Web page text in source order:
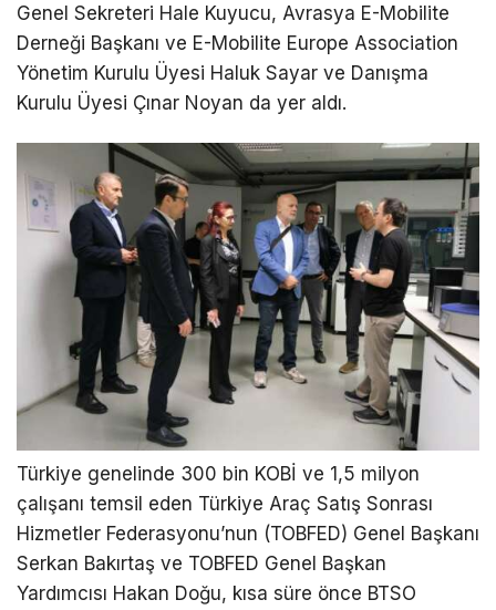
Genel Sekreteri Hale Kuyucu, Avrasya E-Mobilite
Derneği Başkanı ve E-Mobilite Europe Association
Yönetim Kurulu Üyesi Haluk Sayar ve Danışma
Kurulu Üyesi Çınar Noyan da yer aldı.
Türkiye genelinde 300 bin KOBİ ve 1,5 milyon
çalışanı temsil eden Türkiye Araç Satış Sonrası
Hizmetler Federasyonu’nun (TOBFED) Genel Başkanı
Serkan Bakırtaş ve TOBFED Genel Başkan
Yardımcısı Hakan Doğu, kısa süre önce BTSO